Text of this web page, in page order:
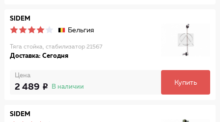
SIDEM
Бельгия
Тяга стойка, стабилизатор 21567
Доставка: Сегодня
Цена
2 489 В наличии
Купить
SIDEM